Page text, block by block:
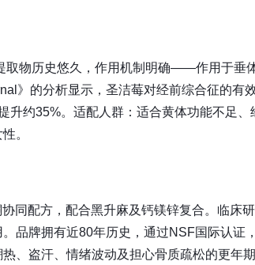
取物历史悠久，作用机制明确——作用于垂
》的分析显示，圣洁莓对经前综合征的有
升约35%。适配人群：适合黄体功能不足
。
同配方，配合黑升麻及钙镁锌复合。临床
品牌拥有近80年历史，通过NSF国际认证
、盗汗、情绪波动及担心骨质疏松的更年